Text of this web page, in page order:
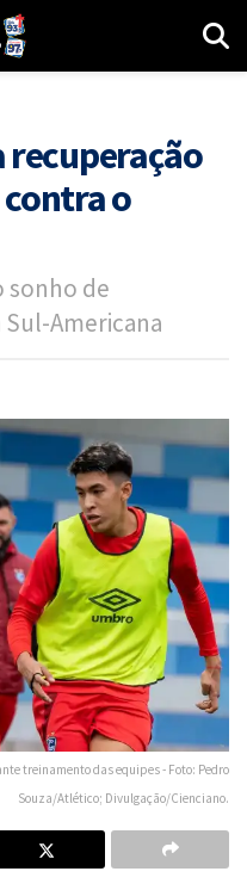
recuperação
o
sonho de
Sul-Americana
treinamento das equipes - Foto: Pedro
Souza/Atlético; Divulgação/Cienciano.